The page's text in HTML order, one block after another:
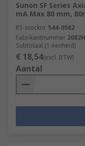
Sunon SF Series
mA Max 80 mm,
RS-stocknr. 544-0582
Fabrikantnummer
Subtotaal (1 eenheid)
€ 18,54(excl. BTW)
Aantal